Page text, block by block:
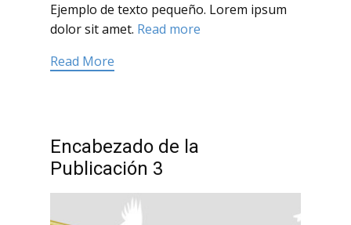
Ejemplo de texto pequeño. Lorem ipsum
dolor sit amet. Read more
Read More
Encabezado de la
Publicación 3